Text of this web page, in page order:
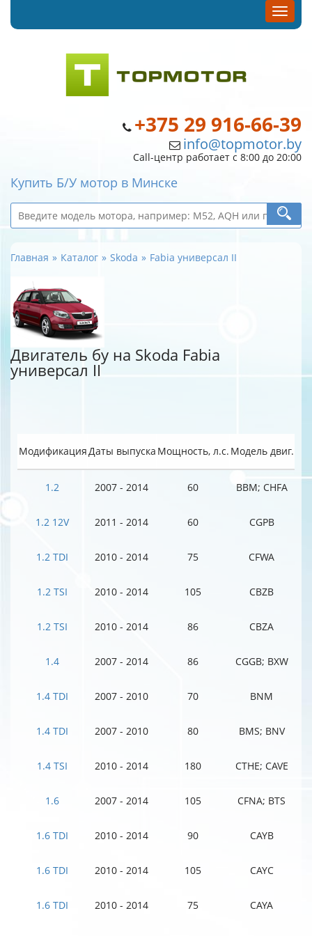
+375 29 916-66-39
info@topmotor.by
Call-центр работает с 8:00 до 20:00
Купить Б/У мотор в Минске
Главная Каталог Skoda Fabia универсал II
Двигатель бу на Skoda Fabia
универсал II
МодификацияДаты выпуска Мощность, л.с. Модель двиг.
1.2 2007 - 2014 60 BBM; CHFA
1.2 12V 2011 - 2014 60 CGPB
1.2 TDI 2010 - 2014 75 CFWA
1.2 TSI 2010 - 2014 105 CBZB
1.2 TSI 2010 - 2014 86 CBZA
1.4 2007 - 2014 86 CGGB; BXW
1.4 TDI 2007 - 2010 70 BNM
1.4 TDI 2007 - 2010 80 BMS; BNV
1.4 TSI 2010 - 2014 180 CTHE; CAVE
1.6 2007 - 2014 105 CFNA; BTS
1.6 TDI 2010 - 2014 90 CAYB
1.6 TDI 2010 - 2014 105 CAYC
1.6 TDI 2010 - 2014 75 CAYA